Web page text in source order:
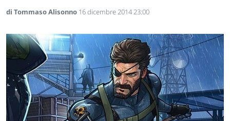
di Tommaso Alisonno 16 dicembre 2014 23:00